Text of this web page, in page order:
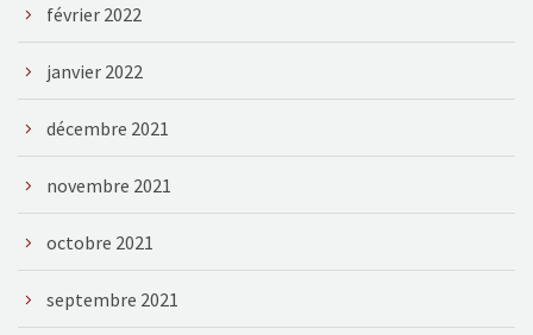
février 2022
janvier 2022
décembre 2021
novembre 2021
octobre 2021
septembre 2021